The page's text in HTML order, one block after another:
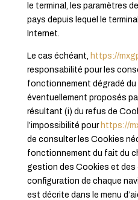
le terminal, les paramètres
pays depuis lequel le
Internet.
Le cas échéant, https://
responsabilité pour les
fonctionnement dégradé
éventuellement proposés
résultant (i) du refus de
l’impossibilité pour https://
de consulter les Cookies
fonctionnement du fait du
gestion des Cookies et des
configuration de chaque
est décrite dans le menu